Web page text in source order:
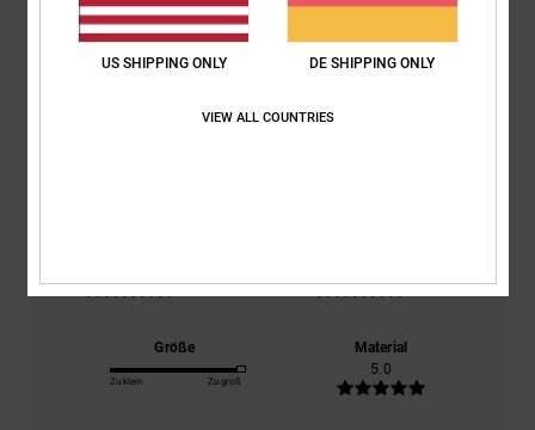
Durchschnittliche Bewertung
5.0
Größe
Zu klein Zu groß
Material
5.0
US SHIPPING ONLY DE SHIPPING ONLY
VIEW ALL COUNTRIES